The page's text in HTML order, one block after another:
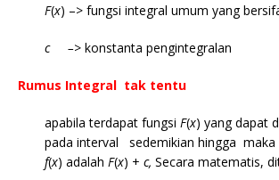
F(x) –> fungsi integral umum yang
c–> konstanta pengintegralan
Rumus Integral tak tentu
apabila terdapat fungsi F(x) yang dapat
pada interval sedemikian hingga maka
f(x) adalah F(x) + c, Secara matematis,